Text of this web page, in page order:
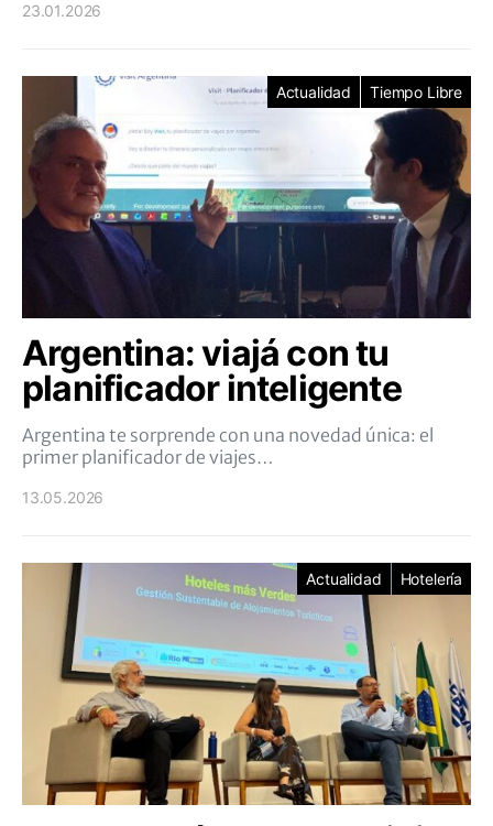
23.01.2026
Actualidad Tiempo Libre
Argentina: viajá con tu
planificador inteligente
Argentina te sorprende con una novedad única: el
primer planificador de viajes…
13.05.2026
Actualidad Hotelería